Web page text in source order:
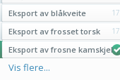
Eksport av blåkveite 17
Eksport av frosset torsk 17
Eksport av frosne kamskjel
Vis flere...